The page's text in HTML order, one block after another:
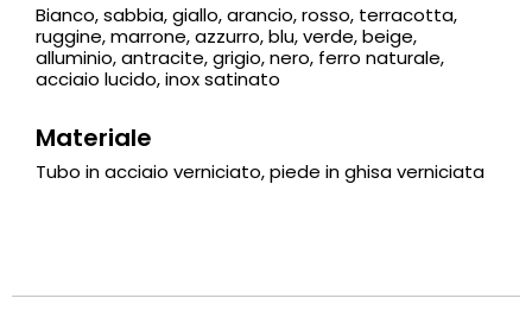
Bianco, sabbia, giallo, arancio, rosso, terracotta,
ruggine, marrone, azzurro, blu, verde, beige,
alluminio, antracite, grigio, nero, ferro naturale,
acciaio lucido, inox satinato
Materiale
Tubo in acciaio verniciato, piede in ghisa verniciata